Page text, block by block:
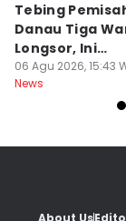
Tebing
Danau Tiga
Longsor, Ini
Penyebabnya!
06 Agu 2026, 15:43
News
About Us